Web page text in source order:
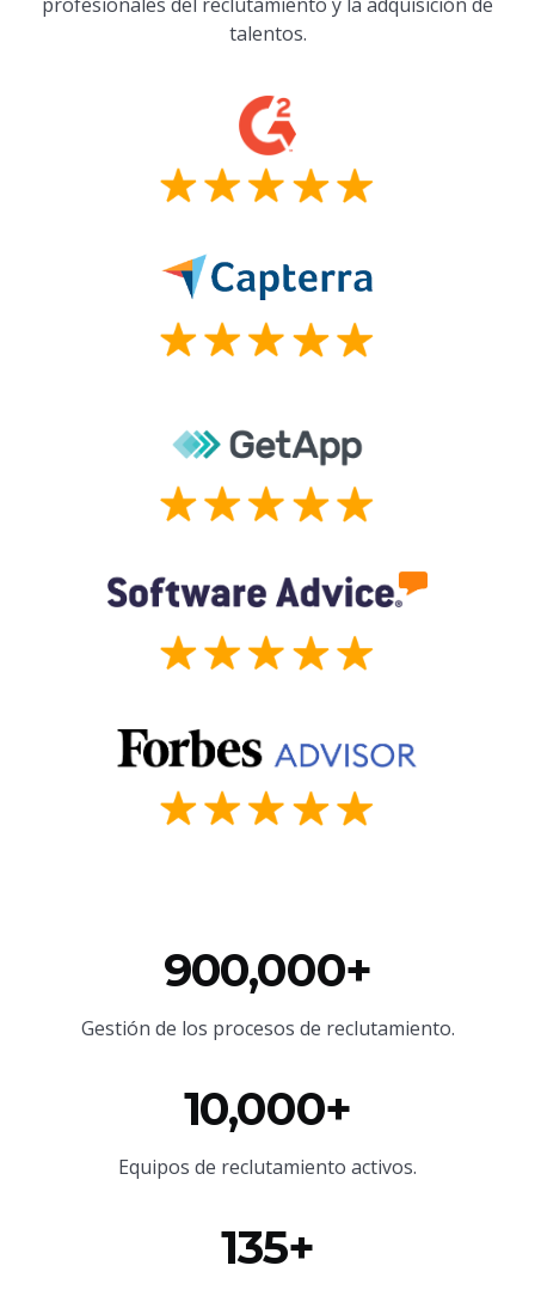
talentos.
900,000+
Gestión de los procesos de reclutamiento.
10,000+
Equipos de reclutamiento activos.
135+